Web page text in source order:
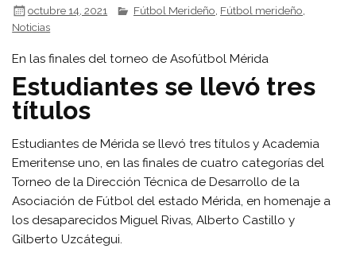
octubre 14, 2021 Fútbol Merideño Fútbol merideño
Noticias
En las finales del torneo de Asofútbol Mérida
Estudiantes se llevó tres
títulos
Estudiantes de Mérida se llevó tres títulos y Academia
Emeritense uno, en las finales de cuatro categorías del
Torneo de la Dirección Técnica de Desarrollo de la
Asociación de Fútbol del estado Mérida, en homenaje a
los desaparecidos Miguel Rivas, Alberto Castillo y
Gilberto Uzcátegui.